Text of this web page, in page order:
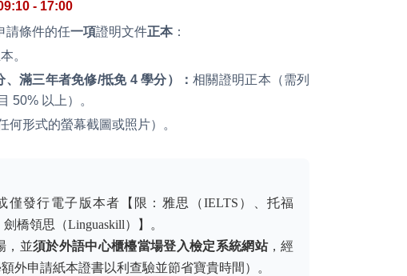
9:10 - 17:00
請條件的任一項證明文件正本：
。
滿三年者免修/抵免 4 學分）： 相關證明正本（需列
50% 以上）。
何形式的螢幕截圖或照片）。
僅發行電子版本者【限：雅思（IELTS）、托福
橋領思（Linguaskill）】。
，並須於外語中心櫃檯當場登入檢定系統網站，經
外申請紙本證書以利查驗並節省寶貴時間）。